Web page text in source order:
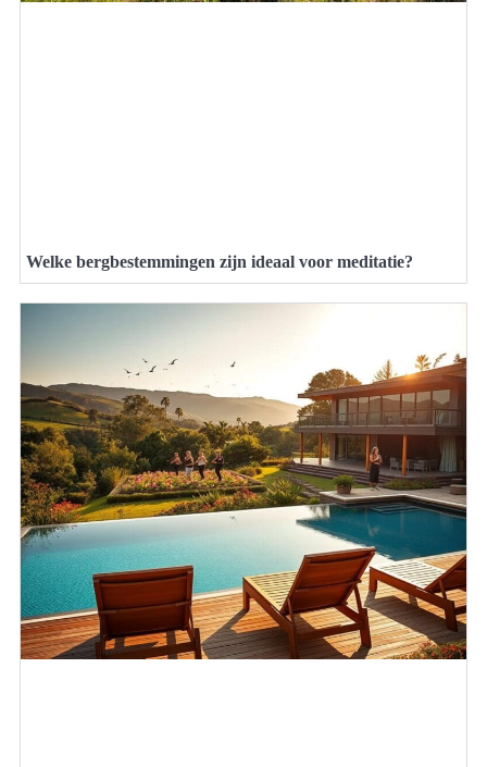
Welke bergbestemmingen zijn ideaal voor meditatie?